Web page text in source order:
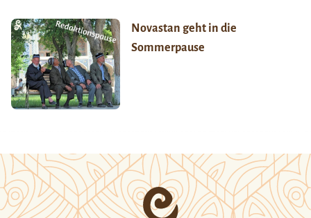
Novastan geht in die
Sommerpause